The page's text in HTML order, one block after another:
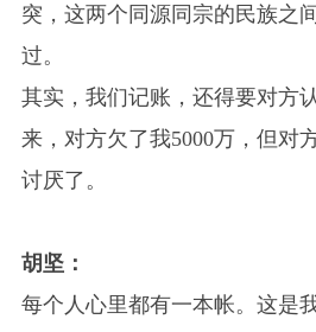
突，这两个同源同宗的民族之
过。
其实，我们记账，还得要对方
来，对方欠了我5000万，但对
讨厌了。
胡坚：
每个人心里都有一本帐。这是